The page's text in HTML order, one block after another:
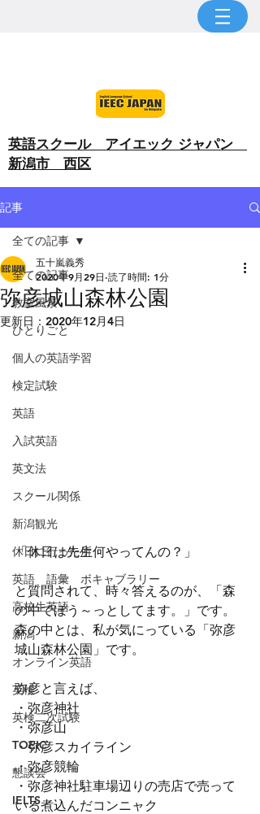
​英語スクール アイエック ジャパン
新潟市 西区
記事
全ての記事
教室風景
ひとりごと
個人の英語学習
検定試験
英語
入試英語
英文法
スクール関係
新潟観光
休日に行った所
英語 語彙 ボキャブラリー
高校生英語
新潟
オンライン英語
英検
英検二次試験
TOEIC
懇談会
IELTS
全ての記事
弥彦城山森林公園
五十嵐義秀
2020年9月29日 読了時間: 1分
更新日： 2020年12月4日
「休日は先生何やってんの？」
と質問されて、時々答えるのが、「森
の中でぼう～っとしてます。」です。
森の中とは、私が気にっている「弥彦
城山森林公園」です。
弥彦と言えば、
・弥彦神社
・弥彦山
・弥彦スカイライン
・弥彦競輪
・弥彦神社駐車場辺りの売店で売って
いる煮込んだコンニャク